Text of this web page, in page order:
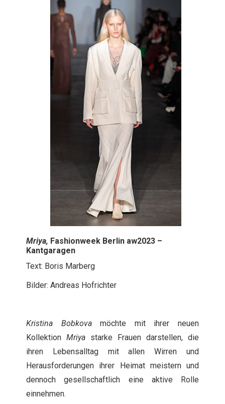
Mriya, Fashionweek Berlin aw2023 –
Kantgaragen
Text: Boris Marberg
Bilder: Andreas Hofrichter
Kristina Bobkovamöchte mit ihrer neuen
KollektionMriya starke Frauen darstellen, die
ihren Lebensalltag mit allen Wirren und
Herausforderungen ihrer Heimat meistern und
dennoch gesellschaftlich eine aktive Rolle
einnehmen.